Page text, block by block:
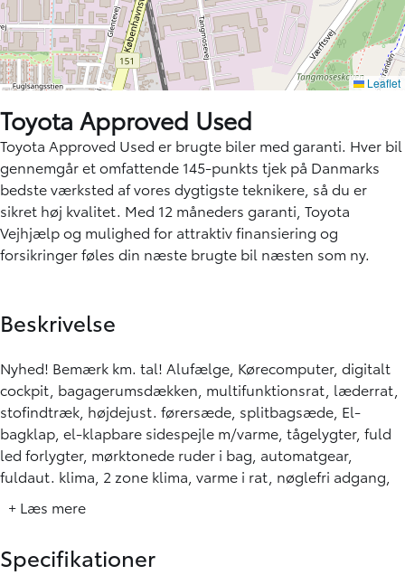
Toyota Approved Used
Toyota Approved Used er brugte biler med garanti. Hver bil
gennemgår et omfattende 145-punkts tjek på Danmarks
bedste værksted af vores dygtigste teknikere, så du er
sikret høj kvalitet. Med 12 måneders garanti, Toyota
Vejhjælp og mulighed for attraktiv finansiering og
forsikringer føles din næste brugte bil næsten som ny.
Beskrivelse
Nyhed! Bemærk km. tal! Alufælge, Kørecomputer, digitalt
cockpit, bagagerumsdækken, multifunktionsrat, læderrat,
stofindtræk, højdejust. førersæde, splitbagsæde, El-
bagklap, el-klapbare sidespejle m/varme, tågelygter, fuld
led forlygter, mørktonede ruder i bag, automatgear,
fuldaut. klima, 2 zone klima, varme i rat, nøglefri adgang,
sædevarme, aut. nedbl. bakspejl, 4x el-ruder, dab+ radio,
CarPlay, Android Auto, regnsensor, bakkamera, isofix,
+ Læs mere
Specifikationer